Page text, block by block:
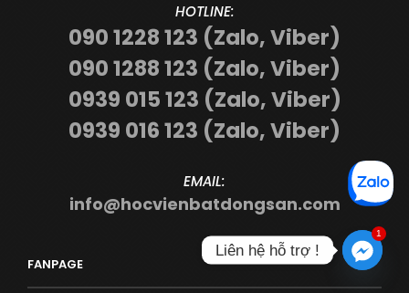
HOTLINE:
090 1228 123 (Zalo, Viber)
090 1288 123 (Zalo, Viber)
0939 015 123 (Zalo, Viber)
0939 016 123 (Zalo, Viber)
EMAIL:
info@hocvienbatdongsan.com
FANPAGE
1
Liên hệ hỗ trợ !